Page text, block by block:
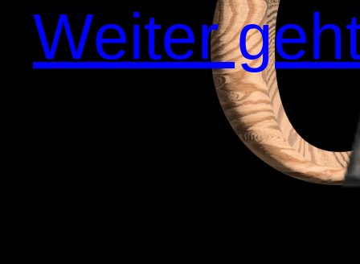
Weiter